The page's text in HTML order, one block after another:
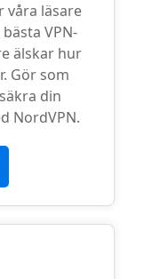
våra läsare
VPN-
älskar hur
Gör som
din
NordVPN.